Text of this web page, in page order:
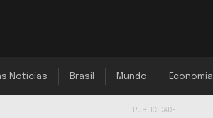
Notícias Brasil Mundo Economia